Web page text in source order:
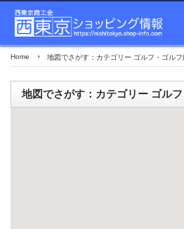
Home 地図でさがす：カテゴリー ゴルフ・ゴルフ
地図でさがす：カテゴリー ゴル